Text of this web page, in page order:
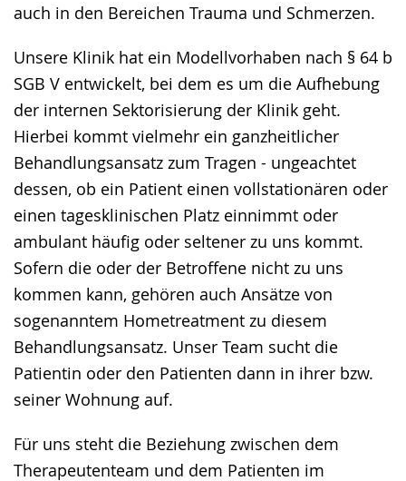
auch in den Bereichen Trauma und Schmerzen.
Unsere Klinik hat ein Modellvorhaben nach § 64 b
SGB V entwickelt, bei dem es um die Aufhebung
der internen Sektorisierung der Klinik geht.
Hierbei kommt vielmehr ein ganzheitlicher
Behandlungsansatz zum Tragen - ungeachtet
dessen, ob ein Patient einen vollstationären oder
einen tagesklinischen Platz einnimmt oder
ambulant häufig oder seltener zu uns kommt.
Sofern die oder der Betroffene nicht zu uns
kommen kann, gehören auch Ansätze von
sogenanntem Hometreatment zu diesem
Behandlungsansatz. Unser Team sucht die
Patientin oder den Patienten dann in ihrer bzw.
seiner Wohnung auf.
Für uns steht die Beziehung zwischen dem
Therapeutenteam und dem Patienten im